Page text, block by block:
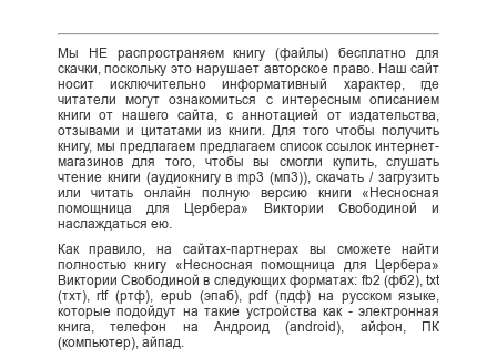
Мы НЕ распространяем книгу (файлы) бесплатно для
скачки, поскольку это нарушает авторское право. Наш сайт
носит исключительно информативный характер, где
читатели могут ознакомиться с интересным описанием
книги от нашего сайта, с аннотацией от издательства,
отзывами и цитатами из книги. Для того чтобы получить
книгу, мы предлагаем предлагаем список ссылок интернет-
магазинов для того, чтобы вы смогли купить, слушать
чтение книги (аудиокнигу в mp3 (мп3)), скачать / загрузить
или читать онлайн полную версию книги «Несносная
помощница для Цербера» Виктории Свободиной и
наслаждаться ею.
Как правило, на сайтах-партнерах вы сможете найти
полностью книгу «Несносная помощница для Цербера»
Виктории Свободиной в следующих форматах: fb2 (фб2), txt
(тхт), rtf (ртф), epub (эпаб), pdf (пдф) на русском языке,
которые подойдут на такие устройства как - электронная
книга, телефон на Андроид (android), айфон, ПК
(компьютер), айпад.